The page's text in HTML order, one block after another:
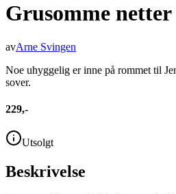
Grusomme netter
avArne Svingen
Noe uhyggelig er inne på rommet til
sover.
229,-
Utsolgt
Beskrivelse